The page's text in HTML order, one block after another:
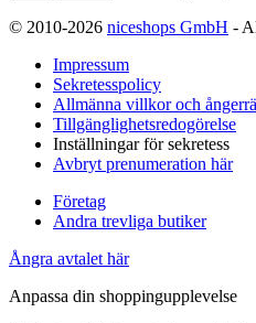
© 2010-2026 niceshops GmbH -
Impressum
Sekretesspolicy
Allmänna villkor och
Tillgänglighetsredogörelse
Inställningar för sekretess
Avbryt prenumeration här
Företag
Andra trevliga butiker
Ångra avtalet här
Anpassa din shoppingupplevelse